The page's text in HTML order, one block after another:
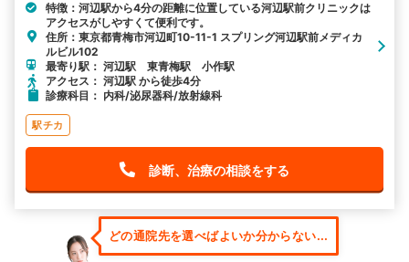
特徴：河辺駅から4分の距離に位置している河辺駅前クリニックは
アクセスがしやすくて便利です。
住所：東京都青梅市河辺町10-11-1 スプリング河辺駅前メディカ
ルビル102
最寄り駅： 河辺駅 東青梅駅 小作駅
アクセス： 河辺駅 から徒歩4分
診療科目： 内科/泌尿器科/放射線科
駅チカ
診断、治療の相談をする
どの通院先を選べばよいか分からない...